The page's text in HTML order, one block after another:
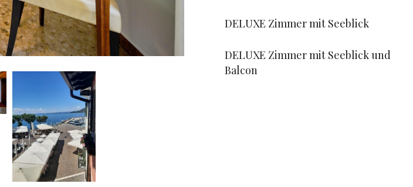
DELUXE Zimmer mit Seeblick
DELUXE Zimmer mit Seeblick und
Balcon